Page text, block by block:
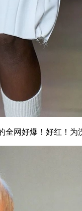
网好爆！好红！为